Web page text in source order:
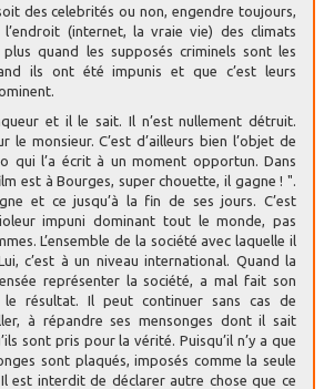
des celebrités ou non, engendre toujours,
(internet, la vraie vie) des climats
plus quand les supposés criminels sont les
ils ont été impunis et que c’est leurs
et il le sait. Il n’est nullement détruit.
le monsieur. C’est d’ailleurs bien l’objet de
qui l’a écrit à un moment opportun. Dans
est à Bourges, super chouette, il gagne ! ".
et ce jusqu’à la fin de ses jours. C’est
impuni dominant tout le monde, pas
L’ensemble de la société avec laquelle il
c’est à un niveau international. Quand la
représenter la société, a mal fait son
le résultat. Il peut continuer sans cas de
à répandre ses mensonges dont il sait
sont pris pour la vérité. Puisqu’il n’y a que
sont plaqués, imposés comme la seule
est interdit de déclarer autre chose que ce